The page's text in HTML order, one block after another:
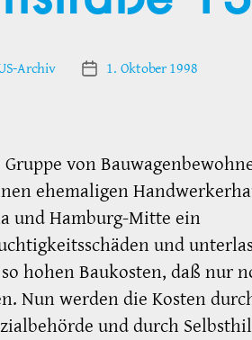
Archiv Veröffentlichungsdatum
1. Oktober 1998
von
ehemaligen
und Hamburg-Mitte ein
und
hohen Baukosten, daß nur
Nun werden die Kosten
und durch